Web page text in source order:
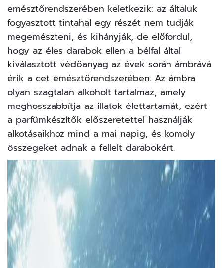
emésztőrendszerében keletkezik: az általuk
fogyasztott tintahal egy részét nem tudják
megemészteni, és kihányják, de előfordul,
hogy az éles darabok ellen a bélfal által
kiválasztott védőanyag az évek során ámbrává
érik a cet emésztőrendszerében. Az ámbra
olyan szagtalan alkoholt tartalmaz, amely
meghosszabbítja az illatok élettartamát, ezért
a parfümkészítők előszeretettel használják
alkotásaikhoz mind a mai napig, és komoly
összegeket adnak a fellelt darabokért.